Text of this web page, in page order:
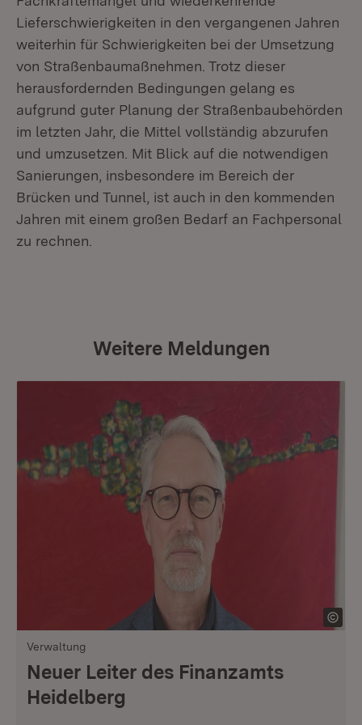
Lieferschwierigkeiten in den vergangenen Jahren
weiterhin für Schwierigkeiten bei der Umsetzung
von Straßenbaumaßnehmen. Trotz dieser
herausfordernden Bedingungen gelang es
aufgrund guter Planung der Straßenbaubehörden
im letzten Jahr, die Mittel vollständig abzurufen
und umzusetzen. Mit Blick auf die notwendigen
Sanierungen, insbesondere im Bereich der
Brücken und Tunnel, ist auch in den kommenden
Jahren mit einem großen Bedarf an Fachpersonal
zu rechnen.
Weitere Meldungen
Verwaltung
Neuer Leiter des Finanzamts
Heidelberg